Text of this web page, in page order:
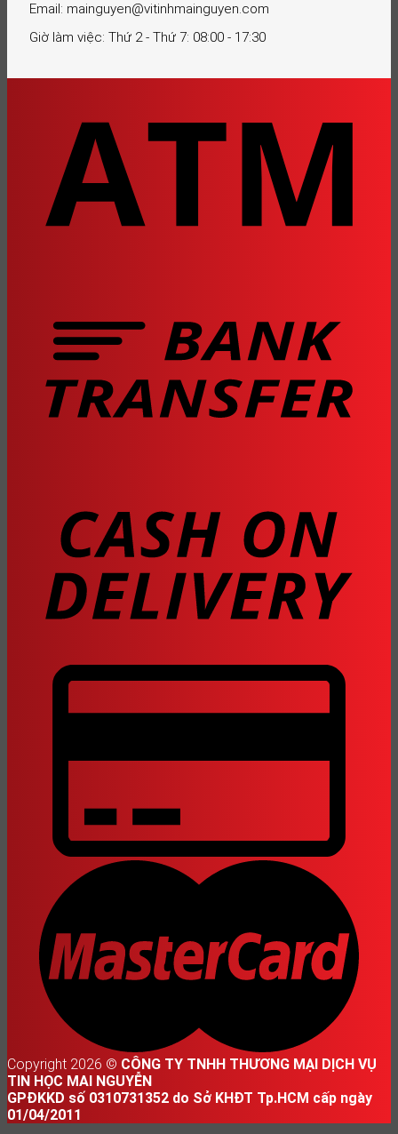
Email: mainguyen@vitinhmainguyen.com
Giờ làm việc: Thứ 2 - Thứ 7: 08:00 - 17:30
Copyright 2026 © CÔNG TY TNHH THƯƠNG MẠI DỊCH VỤ
TIN HỌC MAI NGUYỄN
GPĐKKD số 0310731352 do Sở KHĐT Tp.HCM cấp ngày
01/04/2011